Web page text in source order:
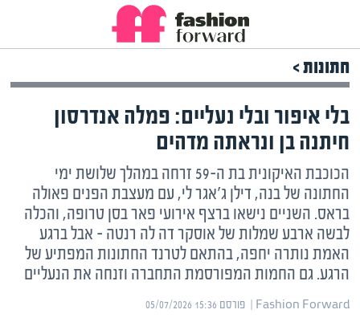
חתונות >
בלי איפור ובלי נעליים: פמלה אנדרסון
חיתנה בן ונראתה מדהים
הכוכבת האיקונית בת ה-59 זרחה במהלך שלושת ימי
החתונה של בנה, דילן ג'אגר לי, עם מעצבת הפנים פאולה
בראס. השניים נישאו ברצף אירועי פאר בסן טרופה, והכלה
לבשה ארבע שמלות של אוסקר דה לה רנטה – אבל ברגע
האמת נותרה יחפה, בהתאם לטרנד החתונות המפתיע של
הרגע. גם החמות המפורסמת התחברה וזנחה את הנעליים
Fashion Forward | ‏ פורסם ‎05/07/2026 15:36